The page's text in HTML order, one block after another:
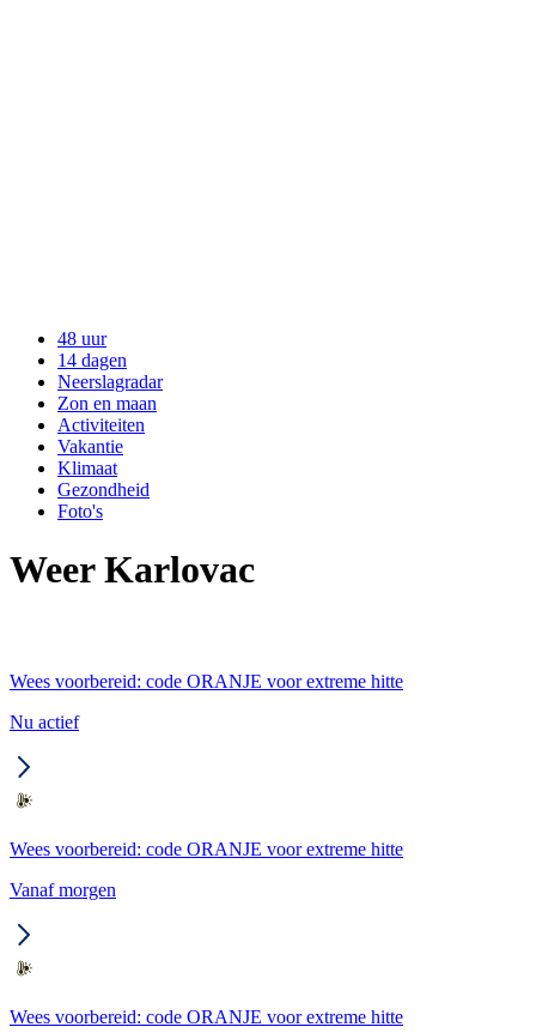
48 uur
14 dagen
Neerslagradar
Zon en maan
Activiteiten
Vakantie
Klimaat
Gezondheid
Foto's
Weer Karlovac
Wees voorbereid: code ORANJE voor extreme hitte
Nu actief
Wees voorbereid: code ORANJE voor extreme hitte
Vanaf morgen
Wees voorbereid: code ORANJE voor extreme hitte